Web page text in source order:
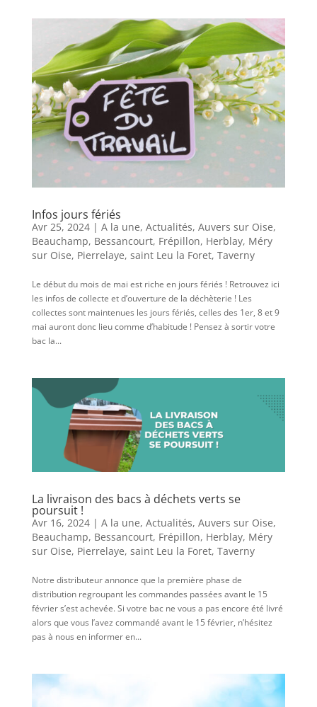
Infos jours fériés
Avr 25, 2024| A la une, Actualités, Auvers sur Oise,
Beauchamp, Bessancourt, Frépillon, Herblay, Méry
sur Oise, Pierrelaye, saint Leu la Foret, Taverny
Le début du mois de mai est riche en jours fériés ! Retrouvez ici
les infos de collecte et d’ouverture de la déchèterie ! Les
collectes sont maintenues les jours fériés, celles des 1er, 8 et 9
mai auront donc lieu comme d’habitude ! Pensez à sortir votre
bac la...
La livraison des bacs à déchets verts se
poursuit !
Avr 16, 2024| A la une, Actualités, Auvers sur Oise,
Beauchamp, Bessancourt, Frépillon, Herblay, Méry
sur Oise, Pierrelaye, saint Leu la Foret, Taverny
Notre distributeur annonce que la première phase de
distribution regroupant les commandes passées avant le 15
février s’est achevée. Si votre bac ne vous a pas encore été livré
alors que vous l’avez commandé avant le 15 février, n’hésitez
pas à nous en informer en...